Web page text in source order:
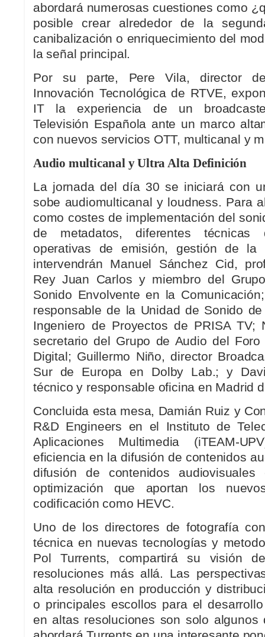
abordará numerosas cuestiones como
posible crear alrededor de la
canibalización o enriquecimiento del
la señal principal.
Por su parte, Pere Vila, director
Innovación Tecnológica de RTVE,
IT la experiencia de un
Televisión Española ante un marco
con nuevos servicios OTT, multicanal y
Audio multicanal y Ultra Alta Definición
La jornada del día 30 se iniciará con
sobe audiomulticanal y loudness. Para
como costes de implementación del
de metadatos, diferentes
operativas de emisión, gestión de la
intervendrán Manuel Sánchez Cid,
Rey Juan Carlos y miembro del
Sonido Envolvente en la
responsable de la Unidad de Sonido
Ingeniero de Proyectos de PRISA TV;
secretario del Grupo de Audio del
Digital; Guillermo Niño, director
Sur de Europa en Dolby Lab.; y
técnico y responsable oficina en Madrid
Concluida esta mesa, Damián Ruiz y
R&D Engineers en el Instituto de
Aplicaciones Multimedia (iTEAM-
eficiencia en la difusión de contenidos
difusión de contenidos
optimización que aportan los
codificación como HEVC.
Uno de los directores de fotografía
técnica en nuevas tecnologías y
Pol Turrents, compartirá su visión
resoluciones más allá. Las
alta resolución en producción y
o principales escollos para el
en altas resoluciones son solo